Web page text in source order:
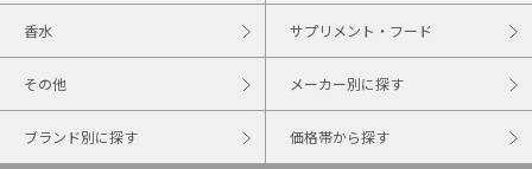
香水 サプリメント・フード
その他 メーカー別に探す
ブランド別に探す 価格帯から探す